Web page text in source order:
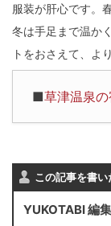
服装が肝心です。
冬は手足まで温か
トをおさえて、よ
■草津温泉
この記事を書い
YUKOTABI 編